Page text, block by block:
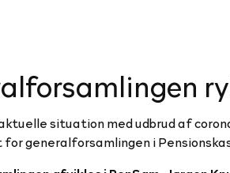
situation med udbrud af
generalforsamlingen i